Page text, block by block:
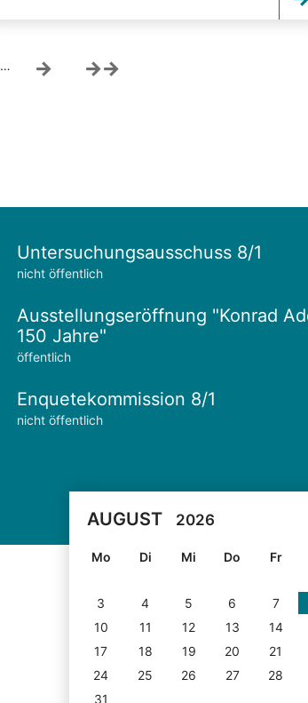
…
Untersuchungsausschuss 8/1
nicht öffentlich
Ausstellungseröffnung "Konrad
150 Jahre"
öffentlich
Enquetekommission 8/1
nicht öffentlich
AUGUST 2026
Mo Di Mi Do Fr
3
4 5 6 7
10
11 12 13 14
17
18 19 20 21
24
25 26 27 28
31